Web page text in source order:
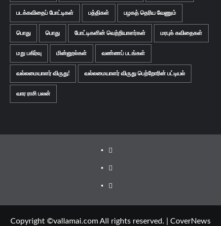
படக்கவிதைப் போட்டிகள் பத்திகள் பழகத் தெரிய வேணும்
பொது பொது போட்டிகளின் வெற்றியாளர்கள் மரபுக் கவிதைகள்
மறு பகிர்வு மின்னூல்கள் வண்ணப் படங்கள்
வல்லமையாளர் விருது! வல்லமையாளர் விருது பெற்றோரின் பட்டியல்
வார ராசி பலன்
Facebook
Twitter
Youtube
Copyright ©vallamai.com All rights reserved.
CoverNews